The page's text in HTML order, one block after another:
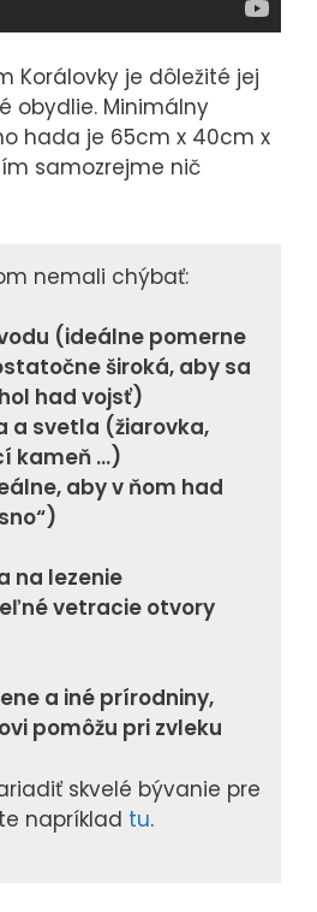
Korálovky je dôležité jej
obydlie. Minimálny
hada je 65cm x 40cm x
samozrejme nič
nemali chýbať:
(ideálne pomerne
široká, aby sa
had vojsť)
a svetla (žiarovka,
kameň …)
aby v ňom had
na lezenie
vetracie otvory
a iné prírodniny,
pomôžu pri zvleku
skvelé bývanie pre
napríklad tu.